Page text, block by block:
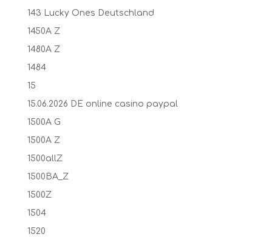
143 Lucky Ones Deutschland
1450A Z
1480A Z
1484
15
15.06.2026 DE online casino paypal
1500A G
1500A Z
1500allZ
1500BA_Z
1500Z
1504
1520